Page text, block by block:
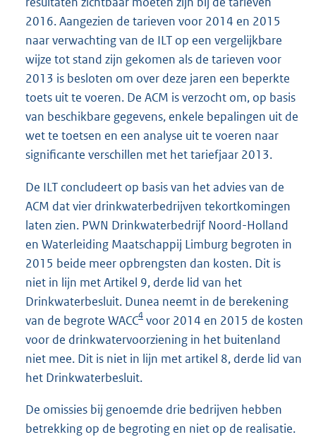
2016. Aangezien de tarieven voor 2014 en 2015
naar verwachting van de ILT op een vergelijkbare
wijze tot stand zijn gekomen als de tarieven voor
2013 is besloten om over deze jaren een beperkte
toets uit te voeren. De ACM is verzocht om, op basis
van beschikbare gegevens, enkele bepalingen uit de
wet te toetsen en een analyse uit te voeren naar
significante verschillen met het tariefjaar 2013.
De ILT concludeert op basis van het advies van de
ACM dat vier drinkwaterbedrijven tekortkomingen
laten zien. PWN Drinkwaterbedrijf Noord-Holland
en Waterleiding Maatschappij Limburg begroten in
2015 beide meer opbrengsten dan kosten. Dit is
niet in lijn met Artikel 9, derde lid van het
Drinkwaterbesluit. Dunea neemt in de berekening
van de begrote WACC4 voor 2014 en 2015 de kosten
voor de drinkwatervoorziening in het buitenland
niet mee. Dit is niet in lijn met artikel 8, derde lid van
het Drinkwaterbesluit.
De omissies bij genoemde drie bedrijven hebben
betrekking op de begroting en niet op de realisatie.